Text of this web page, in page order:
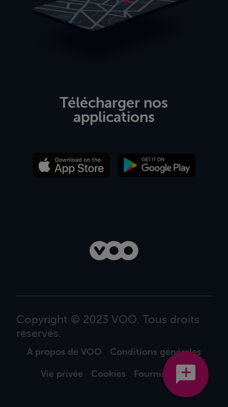
Télécharger nos
applications
Copyright © 2023 VOO. Tous droits
réservés.
À propos de VOO
Conditions générales
Vie privée
Cookies Fournisseurs